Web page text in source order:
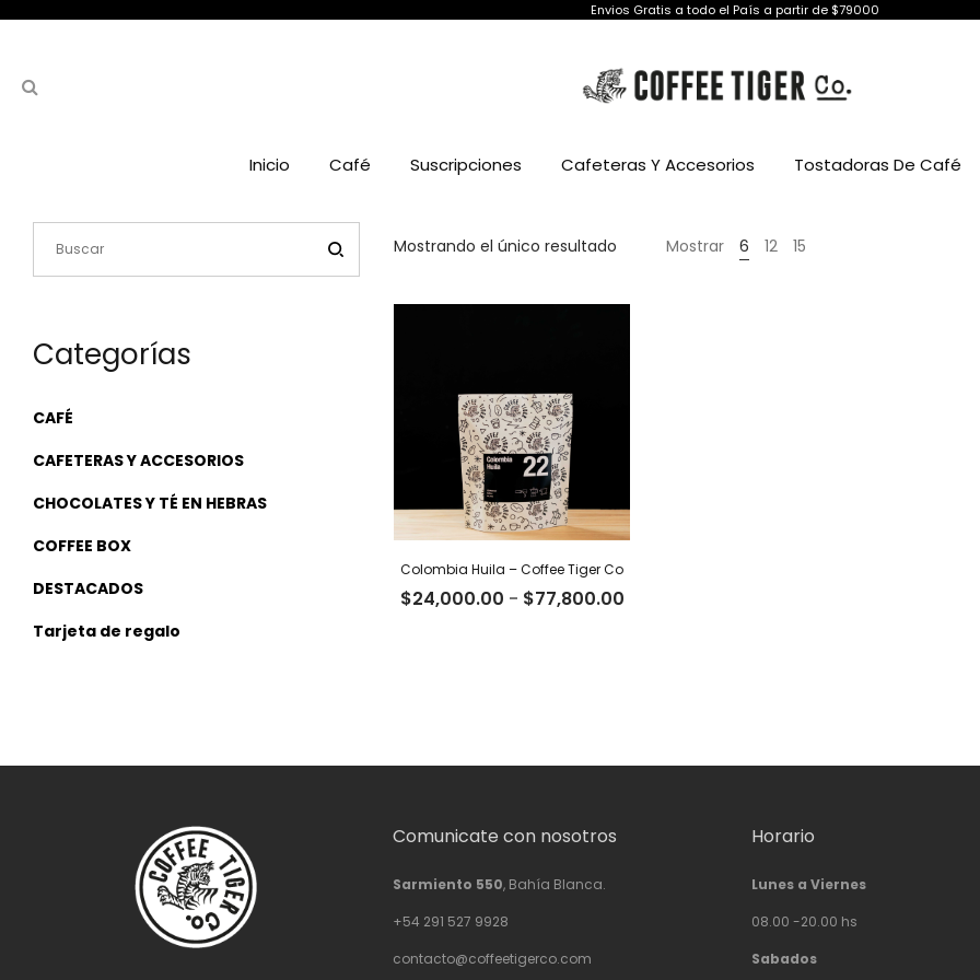
Envios Gratis a todo el País a partir de $79000
Inicio Café Suscripciones Cafeteras Y Accesorios Tostadoras De Café
Mostrando el único resultado Mostrar 6 12 15
Colombia Huila – Coffee Tiger Co
$24,000.00 - $77,800.00Rango
Categorías
CAFÉ
CAFETERAS Y ACCESORIOS
CHOCOLATES Y TÉ EN HEBRAS
COFFEE BOX
DESTACADOS
Tarjeta de regalo
Comunicate con nosotros
Sarmiento 550, Bahía Blanca.
+54 291 527 9928
contacto@coffeetigerco.com
Horario
Lunes a Viernes
08.00 -20.00 hs
Sabados